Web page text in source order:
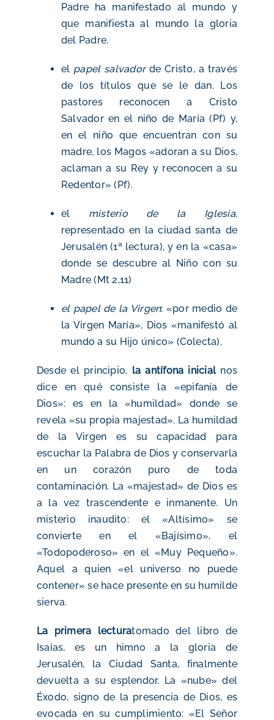
Padre ha manifestado al mundo y
que manifiesta al mundo la gloria
del Padre.
el papel salvadorde Cristo, a través
de los títulos que se le dan. Los
pastores reconocen a Cristo
Salvador en el niño de María (Pf) y,
en el niño que encuentran con su
madre, los Magos «adoran a su Dios,
aclaman a su Rey y reconocen a su
Redentor» (Pf).
el misterio de la Iglesia,
representado en la ciudad santa de
Jerusalén (1ª lectura), y en la «casa»
donde se descubre al Niño con su
Madre (Mt 2,11)
el papel de la Virgen: «por medio de
la Virgen María», Dios «manifestó al
mundo a su Hijo único» (Colecta).
Desde el principio, la antífona inicialnos
dice en qué consiste la «epifanía de
Dios»: es en la «humildad» donde se
revela «su propia majestad». La humildad
de la Virgen es su capacidad para
escuchar la Palabra de Dios y conservarla
en un corazón puro de toda
contaminación. La «majestad» de Dios es
a la vez trascendente e inmanente. Un
misterio inaudito: el «Altísimo» se
convierte en el «Bajísimo», el
«Todopoderoso» en el «Muy Pequeño».
Aquel a quien «el universo no puede
contener» se hace presente en su humilde
sierva.
La primera lecturatomado del libro de
Isaías, es un himno a la gloria de
Jerusalén, la Ciudad Santa, finalmente
devuelta a su esplendor. La «nube» del
Éxodo, signo de la presencia de Dios, es
evocada en su cumplimiento: «El Señor